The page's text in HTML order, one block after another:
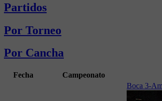
Partidos
Por Torneo
Por Cancha
Fecha Campeonato
Boca 3-